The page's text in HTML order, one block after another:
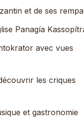
et de ses
Panagía
avec vues
les criques
et gastronomie